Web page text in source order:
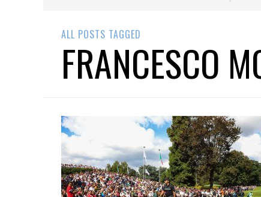
ALL POSTS TAGGED
FRANCESCO